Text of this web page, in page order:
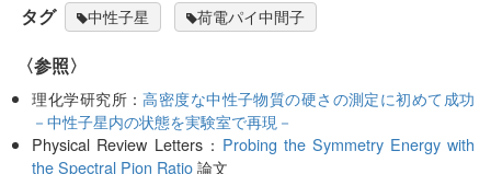
タグ 中性子星 荷電パイ中間子
〈参照〉
理化学研究所：高密度な中性子物質の硬さの測定に初めて成功
－中性子星内の状態を実験室で再現－
Physical Review Letters： Probing the Symmetry Energy with
the Spectral Pion Ratio論文